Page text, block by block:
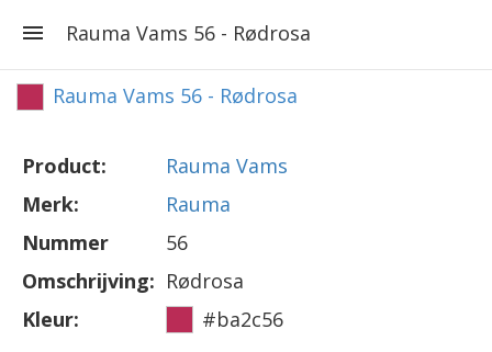
Rauma Vams 56 - Rødrosa
Rauma Vams 56 - Rødrosa
Product:
Rauma Vams
Merk:
Rauma
Nummer
56
Omschrijving: Rødrosa
Kleur:
#ba2c56